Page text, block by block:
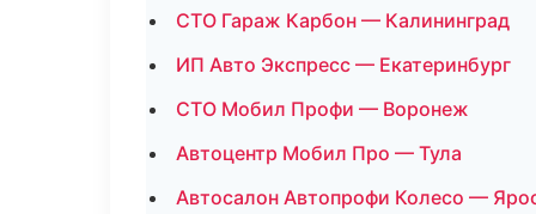
СТО Гараж Карбон — Калининград
ИП Авто Экспресс — Екатеринбург
СТО Мобил Профи — Воронеж
Автоцентр Мобил Про — Тула
Автосалон Автопрофи Колесо —